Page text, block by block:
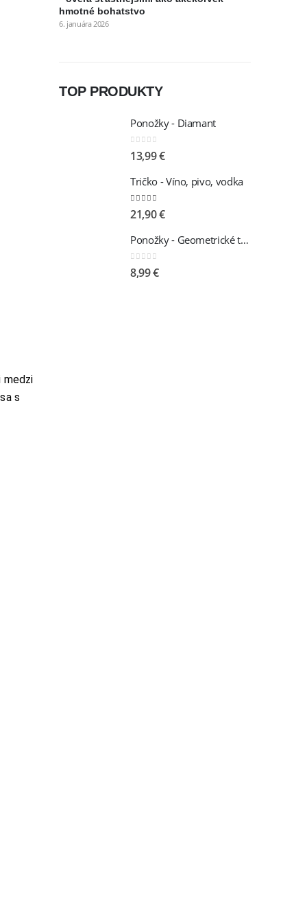
medzi
s
hmotné bohatstvo
6. januára 2026
TOP PRODUKTY
Ponožky - Diamant
0 out of 5
13,99€
Tričko - Víno, pivo, vodka
5.00out of 5
21,90€
Ponožky - Geometrické tvary
0out of 5
8,99€